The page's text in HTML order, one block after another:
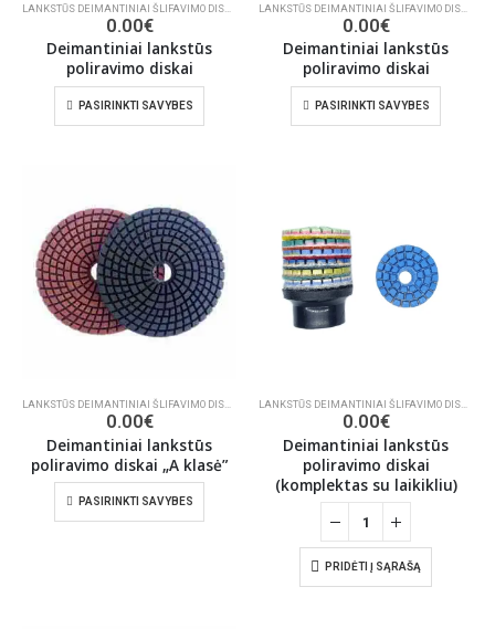
ŠLIFAVIMO/POLIRAVIMO INSTRUMENTAI
0.00€
Deimantiniai lankstūs
poliravimo diskai
PASIRINKTI SAVYBES
0.00€
Deimantiniai lankstūs
poliravimo diskai
PASIRINKTI SAVYBES
ŠLIFAVIMO/POLIRAVIMO INSTRUMENTAI
0.00€
Deimantiniai lankstūs
poliravimo diskai „A klasė”
PASIRINKTI SAVYBES
0.00€
Deimantiniai lankstūs
poliravimo diskai
(komplektas su laikikliu)
PRIDĖTI Į SĄRAŠĄ